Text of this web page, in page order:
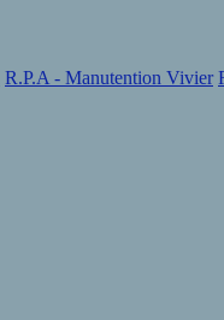
R.P.A - Manutention Vivier